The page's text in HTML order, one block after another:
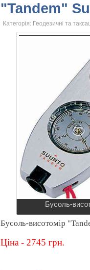
"Tandem"
Категорія: Геодезичні та
Бусоль-
Бусоль-висотомір
Ціна - 2745 грн.